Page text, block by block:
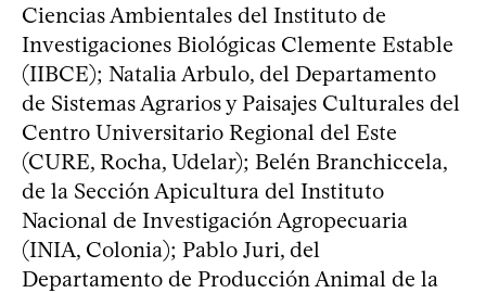
Ciencias Ambientales del Instituto de
Investigaciones Biológicas Clemente Estable
(IIBCE); Natalia Arbulo, del Departamento
de Sistemas Agrarios y Paisajes Culturales del
Centro Universitario Regional del Este
(CURE, Rocha, Udelar); Belén Branchiccela,
de la Sección Apicultura del Instituto
Nacional de Investigación Agropecuaria
(INIA, Colonia); Pablo Juri, del
Departamento de Producción Animal de la